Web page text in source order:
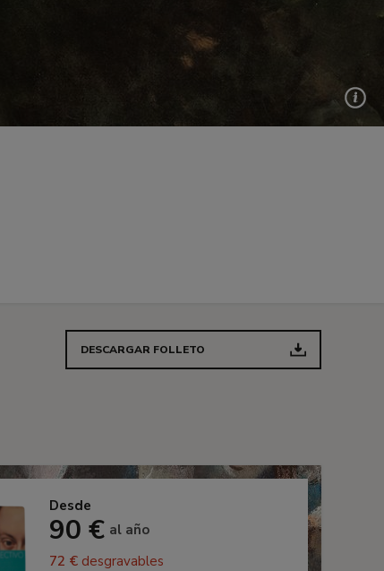
DESCARGAR FOLLETO
Desde
90 € al año
72 € desgravables